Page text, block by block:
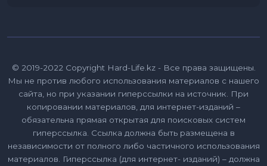
© 2019-2022 Copyright Hard-Life.kz - Все права защищены.
Мы не против любого использования материалов с нашего
сайта, но при указании гиперссылки на источник. При
копировании материалов, для интернет-изданий –
обязательна прямая открытая для поисковых систем
гиперссылка. Ссылка должна быть размещена в
независимости от полного либо частичного использования
материалов. Гиперссылка (для интернет- изданий) – должна